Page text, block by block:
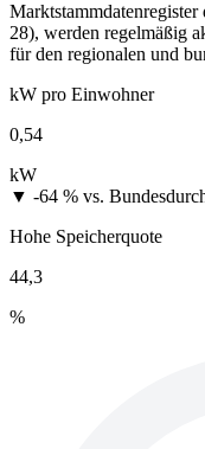
28), werden regelmäßig
für den regionalen und
kW pro Einwohner
0,54
kW
▼ -64 % vs.
Hohe Speicherquote
44,3
%